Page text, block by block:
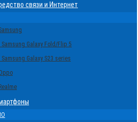
связи и Интернет
Galaxy Fold/Flip 5
Galaxy S23 series